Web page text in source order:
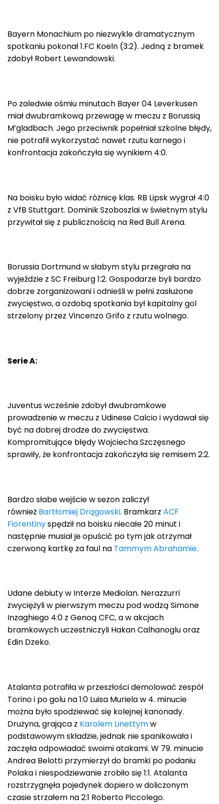
Bayern Monachium po niezwykle dramatycznym
spotkaniu pokonał 1.FC Koeln (3:2). Jedną z bramek
zdobył Robert Lewandowski.
Po zaledwie ośmiu minutach Bayer 04 Leverkusen
miał dwubramkową przewagę w meczu z Borussią
M’gladbach. Jego przeciwnik popełniał szkolne błędy,
nie potrafił wykorzystać nawet rzutu karnego i
konfrontacja zakończyła się wynikiem 4:0.
Na boisku było widać różnicę klas. RB Lipsk wygrał 4:0
z VfB Stuttgart. Dominik Szoboszlai w świetnym stylu
przywitał się z publicznością na Red Bull Arena.
Borussia Dortmund w słabym stylu przegrała na
wyjeździe z SC Freiburg 1:2. Gospodarze byli bardzo
dobrze zorganizowani i odnieśli w pełni zasłużone
zwycięstwo, a ozdobą spotkania był kapitalny gol
strzelony przez Vincenzo Grifo z rzutu wolnego.
Serie A:
Juventus wcześnie zdobył dwubramkowe
prowadzenie w meczu z Udinese Calcio i wydawał się
być na dobrej drodze do zwycięstwa.
Kompromitujące błędy Wojciecha Szczęsnego
sprawiły, że konfrontacja zakończyła się remisem 2:2.
Bardzo słabe wejście w sezon zaliczył
również Bartłomiej Drągowski. Bramkarz ACF
Fiorentinyspędził na boisku niecałe 20 minut i
następnie musiał je opuścić po tym jak otrzymał
czerwoną kartkę za faul na Tammym Abrahamie.
Udane debiuty w Interze Mediolan. Nerazzurri
zwyciężyli w pierwszym meczu pod wodzą Simone
Inzaghiego 4:0 z Genoą CFC, a w akcjach
bramkowych uczestniczyli Hakan Calhanoglu oraz
Edin Dzeko.
Atalanta potrafiła w przeszłości demolować zespół
Torino i po golu na 1:0 Luisa Muriela w 4. minucie
można było spodziewać się kolejnej kanonady.
Drużyna, grająca z Karolem Linettymw
podstawowym składzie, jednak nie spanikowała i
zaczęła odpowiadać swoimi atakami. W 79. minucie
Andrea Belotti przymierzył do bramki po podaniu
Polaka i niespodziewanie zrobiło się 1:1. Atalanta
rozstrzygnęła pojedynek dopiero w doliczonym
czasie strzałem na 2:1 Roberto Piccolego.